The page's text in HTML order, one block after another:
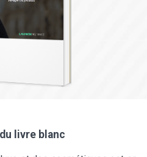
livre blanc